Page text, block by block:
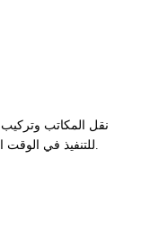
نقل المكاتب وتركيب